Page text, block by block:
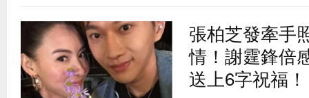
張柏芝發牽手
情！謝霆鋒倍
送上6字祝福！